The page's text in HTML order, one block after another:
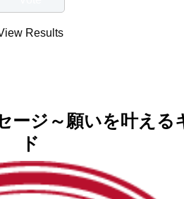
Results
ージ～願いを叶える
ド